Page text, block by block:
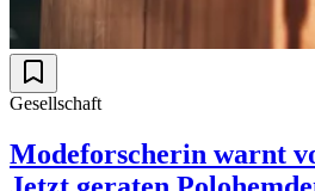
Gesellschaft
Modeforscherin warnt